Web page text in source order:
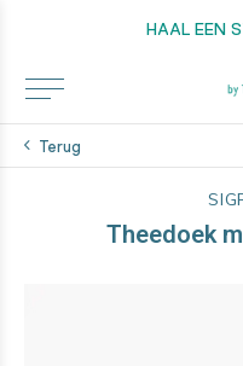
HAAL EEN
Terug
Theedoek